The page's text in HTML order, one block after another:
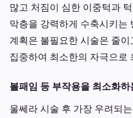
많고 처짐이 심한 이중턱과
막층을 강력하게 수축시키는
계획은 불필요한 시술은 줄
집중하여 최소한의 자극으로
볼패임 등 부작용을 최소화하
울쎄라 시술 후 가장 우려되